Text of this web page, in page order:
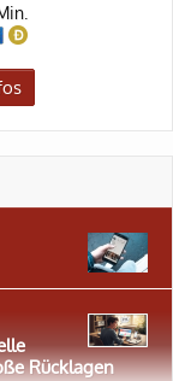
Rücklagen